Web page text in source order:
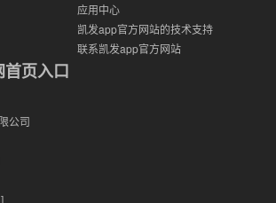
应用中心
凯发app官方网站的技术支持
联系凯发app官方网站
页入口
公司